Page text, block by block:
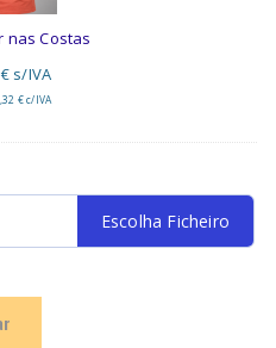
nas Costas
€ s/IVA
€c/IVA
Escolha Ficheiro